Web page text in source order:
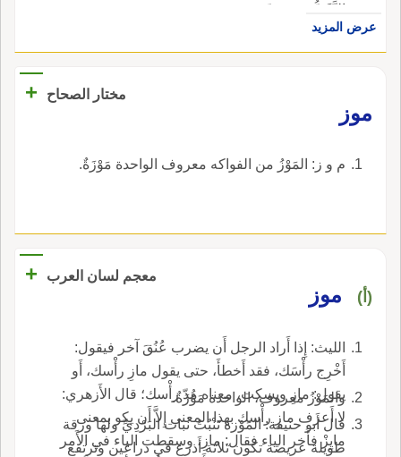
التَّوَّزِيُّونَ: محدّثونَ.
عرض المزيد
مختار الصحاح
+
موز
م و ز: المَوْزُ من الفواكه معروف الواحدة مَوْزَةٌ.
معجم لسان العرب +
(أ) موز
الليث: إِذا أَراد الرجل أَن يضرب عُنُقَ آخر فيقول:
أَخْرِج رأْسَك، فقد أَخطأَ، حتى يقول مازِ رأْسك، أَو
يقول: مازِ ويسكت، معناه مُدّ رأْسك؛ قال الأَزهري:
لا أَعرف مازِ رأْسك بهذا المعنى إِلاَّ أَن يكو بمعنى
مايِزْ فأَخر الياء فقال: مازِ، وسقطت الياء في الأَمر
والمَوْزُ معروف، الواحدة مَوْزَةٌ.
قال أَبو حنيفة: المَوْزة تَنْبُتُ نبات البَرْدِيِّ ولها ورقة
طويلة عريضة تكون ثلاثة أَذرع في ذراعين وترتفع